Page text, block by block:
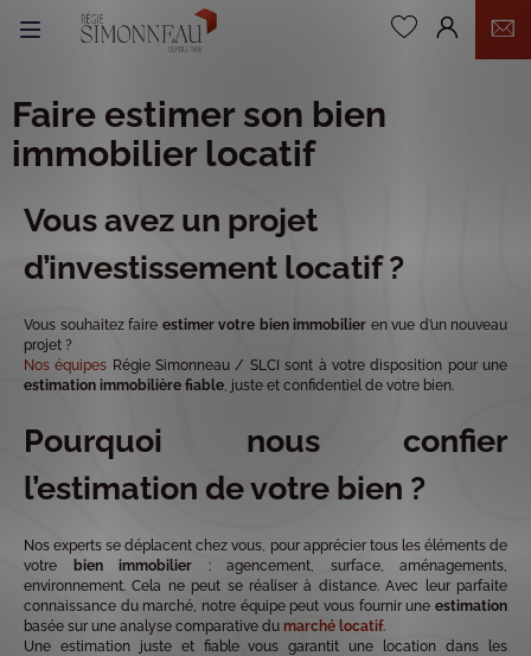
Faire estimer son bien
immobilier locatif
Vous avez un projet
d’investissement locatif ?
Vous souhaitez faire estimer votre bien immobilier en vue d’un nouveau
projet ?
Nos équipes Régie Simonneau / SLCI sont à votre disposition pour une
estimation immobilière fiable, juste et confidentiel de votre bien.
Pourquoi nous confier
l’estimation de votre bien ?
Nos experts se déplacent chez vous, pour apprécier tous les éléments de
votre
bien immobilier : agencement, surface, aménagements,
environnement. Cela ne peut se réaliser à distance. Avec leur parfaite
connaissance du marché, notre équipe peut vous fournir une estimation
basée sur une analyse comparative du marché locatif.
Une estimation juste et fiable vous garantit une location dans les